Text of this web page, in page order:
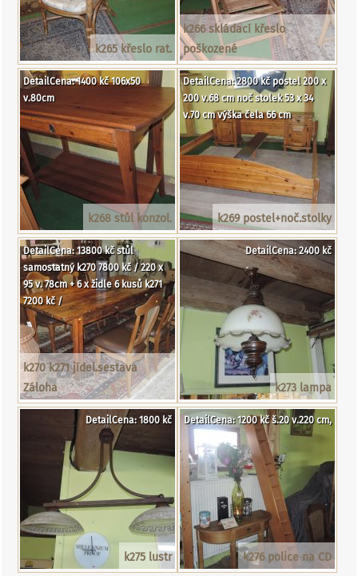
k265 křeslo rat.
k266 skládací křeslo
poškozené
k268 stůl konzol.
DetailCena: 1400 kč 106x50
v.80cm
k269 postel+noč.stolky
DetailCena: 2800 kč postel 200 x
200 v.68 cm noč stolek 53 x 34
v.70 cm výška čela 66 cm
k270 k271 jídel.sestava
Záloha
DetailCena: 13800 kč stůl
samostatný k270 7800 kč / 220 x
95 v. 78cm + 6 x židle 6 kusů k271
7200 kč /
k273 lampa
DetailCena: 2400 kč
k275 lustr
DetailCena: 1800 kč
k276 police na CD
DetailCena: 1200 kč š.20 v.220 cm,